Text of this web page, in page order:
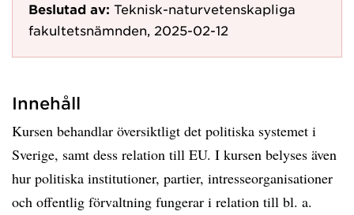
Beslutad av: Teknisk-naturvetenskapliga
fakultetsnämnden, 2025-02-12
Innehåll
Kursen behandlar översiktligt det politiska systemet i
Sverige, samt dess relation till EU. I kursen belyses även
hur politiska institutioner, partier, intresseorganisationer
och offentlig förvaltning fungerar i relation till bl. a.